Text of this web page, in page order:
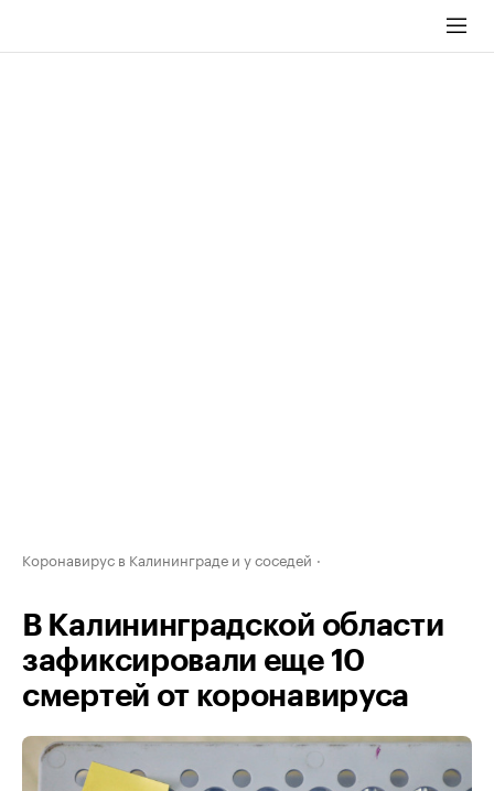
Коронавирус в Калининграде и у соседей
В Калининградской области
зафиксировали еще 10
смертей от коронавируса